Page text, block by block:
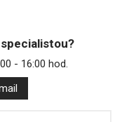
- 16:00 hod.